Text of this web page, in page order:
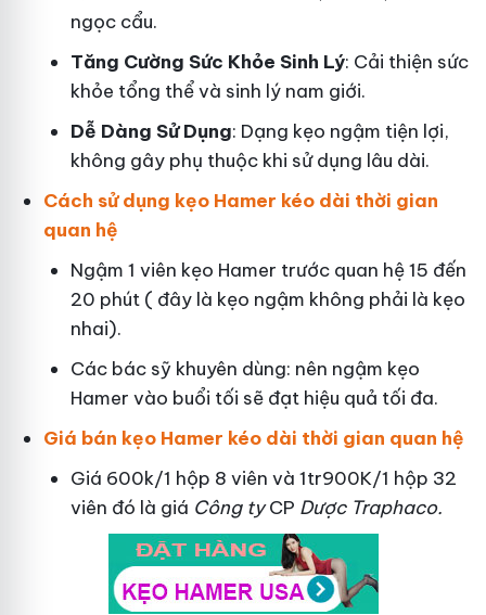
ngọc cẩu.
Tăng Cường Sức Khỏe Sinh Lý: Cải thiện sức
khỏe tổng thể và sinh lý nam giới.
Dễ Dàng Sử Dụng: Dạng kẹo ngậm tiện lợi,
không gây phụ thuộc khi sử dụng lâu dài.
Cách sử dụng kẹo Hamer kéo dài thời gian
quan hệ
Ngậm 1 viên kẹo Hamer trước quan hệ 15 đến
20 phút ( đây là kẹo ngậm không phải là kẹo
nhai).
Các bác sỹ khuyên dùng: nên ngậm kẹo
Hamer vào buổi tối sẽ đạt hiệu quả tối đa.
Giá bán kẹo Hamer kéo dài thời gian quan hệ
Giá 600k/1 hộp 8 viên và 1tr900K/1 hộp 32
viên đó là giá Công tyCP Dược Traphaco.